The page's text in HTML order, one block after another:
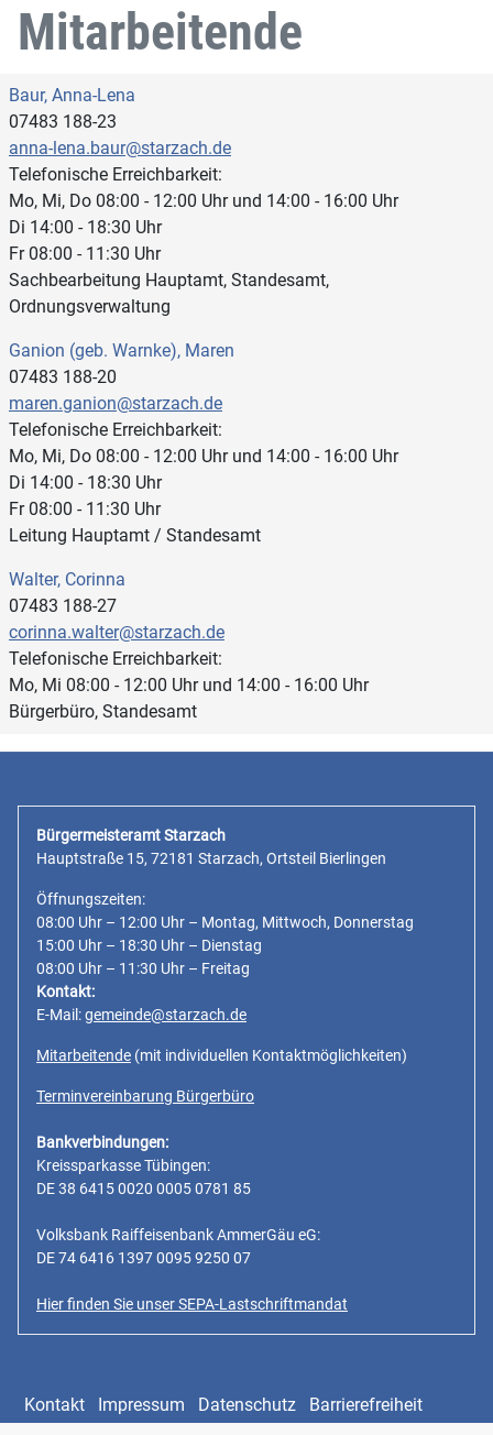
Mitarbeitende
Baur, Anna-Lena
07483 188-23
anna-lena.baur@starzach.de
Telefonische Erreichbarkeit:
Mo, Mi, Do 08:00 - 12:00 Uhr und 14:00 - 16:00 Uhr
Di 14:00 - 18:30 Uhr
Fr 08:00 - 11:30 Uhr
Sachbearbeitung Hauptamt, Standesamt,
Ordnungsverwaltung
Ganion (geb. Warnke), Maren
07483 188-20
maren.ganion@starzach.de
Telefonische Erreichbarkeit:
Mo, Mi, Do 08:00 - 12:00 Uhr und 14:00 - 16:00 Uhr
Di 14:00 - 18:30 Uhr
Fr 08:00 - 11:30 Uhr
Leitung Hauptamt / Standesamt
Walter, Corinna
07483 188-27
corinna.walter@starzach.de
Telefonische Erreichbarkeit:
Mo, Mi 08:00 - 12:00 Uhr und 14:00 - 16:00 Uhr
Bürgerbüro, Standesamt
Bürgermeisteramt Starzach
Hauptstraße 15, 72181 Starzach, Ortsteil Bierlingen
Öffnungszeiten:
08:00 Uhr – 12:00 Uhr – Montag, Mittwoch, Donnerstag
15:00 Uhr – 18:30 Uhr – Dienstag
08:00 Uhr – 11:30 Uhr – Freitag
Kontakt:
E-Mail:gemeinde@starzach.de
Mitarbeitende (mit individuellen Kontaktmöglichkeiten)
Terminvereinbarung Bürgerbüro
Bankverbindungen:
Kreissparkasse Tübingen:
DE 38 6415 0020 0005 0781 85
Volksbank Raiffeisenbank AmmerGäu eG:
DE 74 6416 1397 0095 9250 07
Hier finden Sie unser SEPA-Lastschriftmandat
Kontakt Impressum Datenschutz Barrierefreiheit